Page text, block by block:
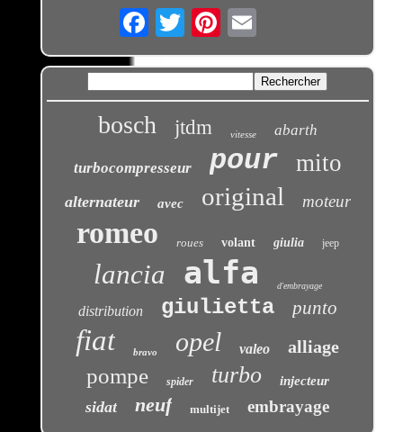
Email
bosch jtdm vitesse abarth
turbocompresseur pour mito
alternateur avec original moteur
romeo roues volant giulia jeep
lancia alfa d'embrayage
distribution giulietta punto
fiat bravo opel valeo alliage
pompe spider turbo injecteur
sidat neuf multijet embrayage